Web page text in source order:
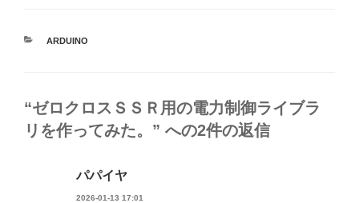
カ
ARDUINO
“ゼロクロスＳＳＲ用の電力制御ライブラ
リを作ってみた。” への2件の返信
パパイヤ
2026-01-13 17:01